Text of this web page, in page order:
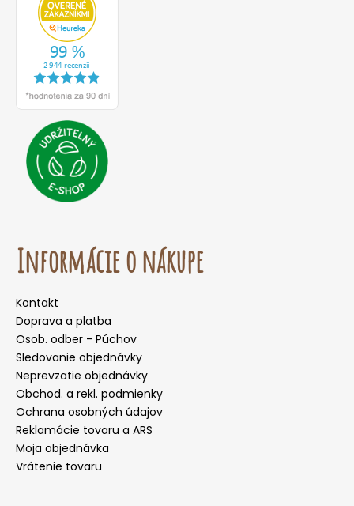
Informácie o nákupe
Kontakt
Doprava a platba
Osob. odber - Púchov
Sledovanie objednávky
Neprevzatie objednávky
Obchod. a rekl. podmienky
Ochrana osobných údajov
Reklamácie tovaru a ARS
Moja objednávka
Vrátenie tovaru